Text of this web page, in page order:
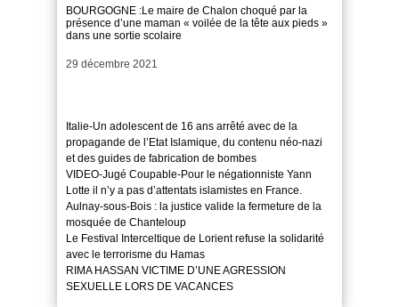
BOURGOGNE :Le maire de Chalon choqué par la
présence d’une maman « voilée de la tête aux pieds »
dans une sortie scolaire
Date
29 décembre 2021
Italie-Un adolescent de 16 ans arrêté avec de la
propagande de l’Etat Islamique, du contenu néo-nazi
et des guides de fabrication de bombes
VIDEO-Jugé Coupable-Pour le négationniste Yann
Lotte il n’y a pas d’attentats islamistes en France.
Aulnay-sous-Bois : la justice valide la fermeture de la
mosquée de Chanteloup
Le Festival Interceltique de Lorient refuse la solidarité
avec le terrorisme du Hamas
RIMA HASSAN VICTIME D’UNE AGRESSION
SEXUELLE LORS DE VACANCES